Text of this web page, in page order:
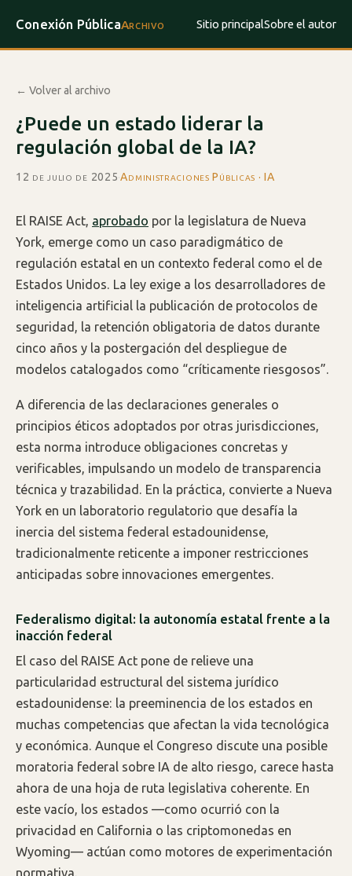
Conexión PúblicaArchivo Sitio principalSobre el autor
← Volver al archivo
¿Puede un estado liderar la
regulación global de la IA?
12 de julio de 2025·Administraciones Públicas · IA
El RAISE Act, aprobado por la legislatura de Nueva
York, emerge como un caso paradigmático de
regulación estatal en un contexto federal como el de
Estados Unidos. La ley exige a los desarrolladores de
inteligencia artificial la publicación de protocolos de
seguridad, la retención obligatoria de datos durante
cinco años y la postergación del despliegue de
modelos catalogados como “críticamente riesgosos”.
A diferencia de las declaraciones generales o
principios éticos adoptados por otras jurisdicciones,
esta norma introduce obligaciones concretas y
verificables, impulsando un modelo de transparencia
técnica y trazabilidad. En la práctica, convierte a Nueva
York en un laboratorio regulatorio que desafía la
inercia del sistema federal estadounidense,
tradicionalmente reticente a imponer restricciones
anticipadas sobre innovaciones emergentes.
Federalismo digital: la autonomía estatal frente a la
inacción federal
El caso del RAISE Act pone de relieve una
particularidad estructural del sistema jurídico
estadounidense: la preeminencia de los estados en
muchas competencias que afectan la vida tecnológica
y económica. Aunque el Congreso discute una posible
moratoria federal sobre IA de alto riesgo, carece hasta
ahora de una hoja de ruta legislativa coherente. En
este vacío, los estados —como ocurrió con la
privacidad en California o las criptomonedas en
Wyoming— actúan como motores de experimentación
normativa.